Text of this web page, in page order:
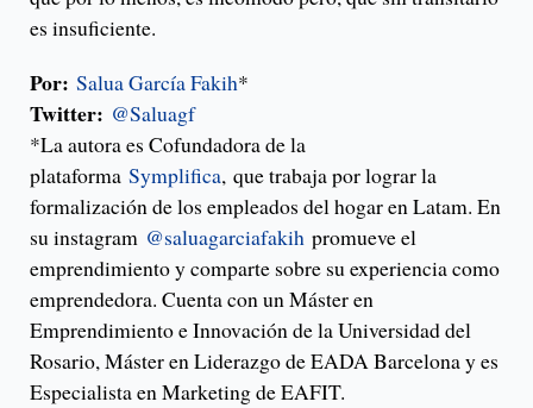
es insuficiente.
Por: Salua García Fakih*
Twitter: @Saluagf
*La autora es Cofundadora de la
plataforma Symplifica, que trabaja por lograr la
formalización de los empleados del hogar en Latam. En
su instagram @saluagarciafakih promueve el
emprendimiento y comparte sobre su experiencia como
emprendedora. Cuenta con un Máster en
Emprendimiento e Innovación de la Universidad del
Rosario, Máster en Liderazgo de EADA Barcelona y es
Especialista en Marketing de EAFIT.